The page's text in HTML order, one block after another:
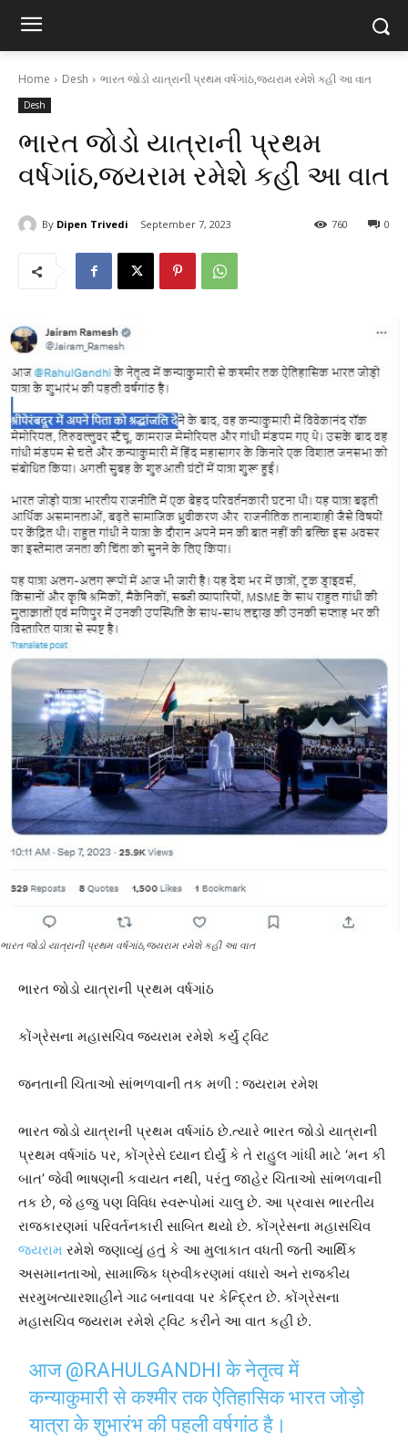
Home Desh ભારત જોડો યાત્રાની પ્રથમ વર્ષગાંઠ,જયરામ રમેશે કહી આ વાત
Desh
ભારત જોડો યાત્રાની પ્રથમ
વર્ષગાંઠ,જયરામ રમેશે કહી આ વાત
By Dipen Trivedi September 7, 2023 0
760
ભારત જોડો યાત્રાની પ્રથમ વર્ષગાંઠ,જયરામ રમેશે કહી આ વાત
ભારત જોડો યાત્રાની પ્રથમ વર્ષગાંઠ
કોંગ્રેસના મહાસચિવ જયરામ રમેશે કર્યું ટ્વિટ
જનતાની ચિંતાઓ સાંભળવાની તક મળી : જયરામ રમેશ
ભારત જોડો યાત્રાની પ્રથમ વર્ષગાંઠ છે.ત્યારે ભારત જોડો યાત્રાની
પ્રથમ વર્ષગાંઠ પર, કોંગ્રેસે ધ્યાન દોર્યું કે તે રાહુલ ગાંધી માટે ‘મન કી
બાત’ જેવી ભાષણની કવાયત નથી, પરંતુ જાહેર ચિંતાઓ સાંભળવાની
તક છે, જે હજુ પણ વિવિધ સ્વરૂપોમાં ચાલુ છે. આ પ્રવાસ ભારતીય
રાજકારણમાં પરિવર્તનકારી સાબિત થયો છે. કોંગ્રેસના મહાસચિવ
જયરામ રમેશે જણાવ્યું હતું કે આ મુલાકાત વધતી જતી આર્થિક
અસમાનતાઓ, સામાજિક ધ્રુવીકરણમાં વધારો અને રાજકીય
સરમુખત્યારશાહીને ગાઢ બનાવવા પર કેન્દ્રિત છે. કોંગ્રેસના
મહાસચિવ જયરામ રમેશે ટ્વિટ કરીને આ વાત કહી છે.
आज @RAHULGANDHI के नेतृत्व में
कन्याकुमारी से कश्मीर तक ऐतिहासिक भारत जोड़ो
यात्रा के शुभारंभ की पहली वर्षगांठ है।